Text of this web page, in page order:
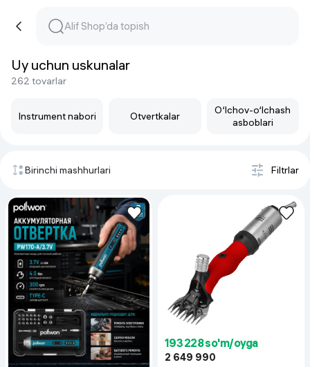
Uy uchun uskunalar
262 tovarlar
Instrument nabori Otvertkalar
O‘lchov-o‘lchash
asboblari
Birinchi mashhurlari Filtrlar
193 228 so'm/oyga
2 649 990